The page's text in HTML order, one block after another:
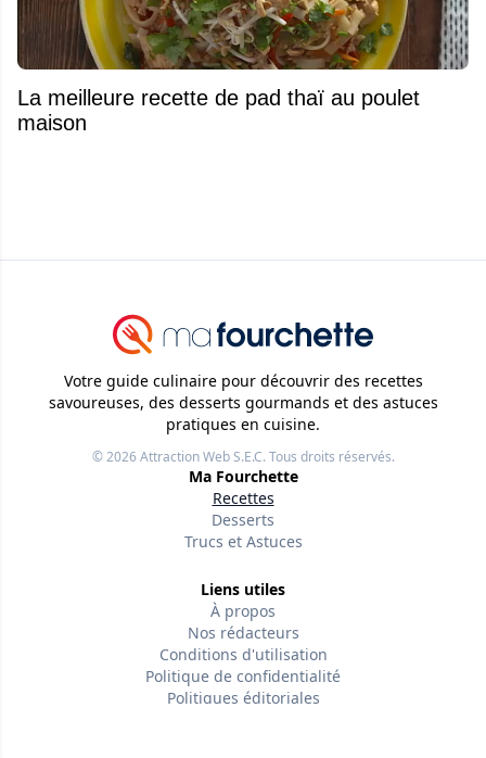
La meilleure recette de pad thaï au poulet
maison
Votre guide culinaire pour découvrir des recettes
savoureuses, des desserts gourmands et des astuces
pratiques en cuisine.
© 2026Attraction Web S.E.C.Tous droits réservés.
Ma Fourchette
Recettes
Desserts
Trucs et Astuces
Liens utiles
À propos
Nos rédacteurs
Conditions d'utilisation
Politique de confidentialité
Politiques éditoriales